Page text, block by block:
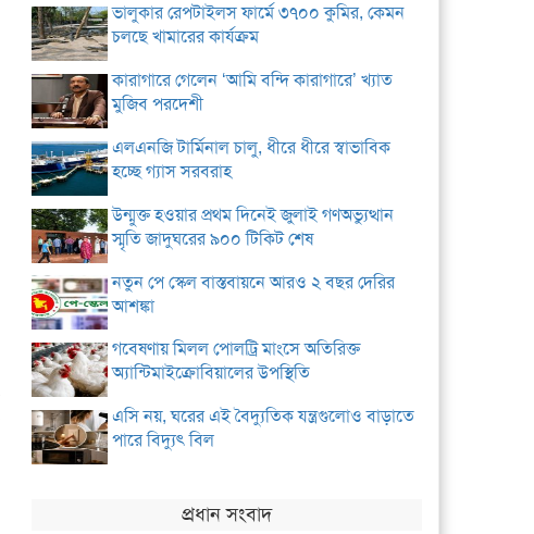
ভালুকার রেপটাইলস ফার্মে ৩৭০০ কুমির, কেমন
চলছে খামারের কার্যক্রম
কারাগারে গেলেন ‘আমি বন্দি কারাগারে’ খ্যাত
মুজিব পরদেশী
এলএনজি টার্মিনাল চালু, ধীরে ধীরে স্বাভাবিক
হচ্ছে গ্যাস সরবরাহ
উন্মুক্ত হওয়ার প্রথম দিনেই জুলাই গণঅভ্যুত্থান
স্মৃতি জাদুঘরের ৯০০ টিকিট শেষ
নতুন পে স্কেল বাস্তবায়নে আরও ২ বছর দেরির
আশঙ্কা
গবেষণায় মিলল পোলট্রি মাংসে অতিরিক্ত
অ্যান্টিমাইক্রোবিয়ালের উপস্থিতি
এসি নয়, ঘরের এই বৈদ্যুতিক যন্ত্রগুলোও বাড়াতে
পারে বিদ্যুৎ বিল
প্রধান সংবাদ